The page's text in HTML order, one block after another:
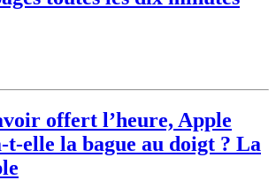
offert l’heure, Apple
t-elle la bague au doigt ? La